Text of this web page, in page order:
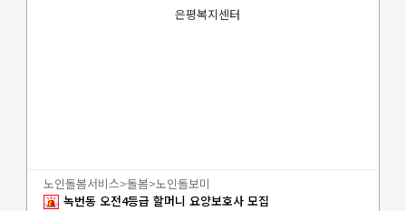
은평복지센터
노인돌봄서비스>돌봄>노인돌보미
녹번동 오전4등급 할머니 요양보호사 모집